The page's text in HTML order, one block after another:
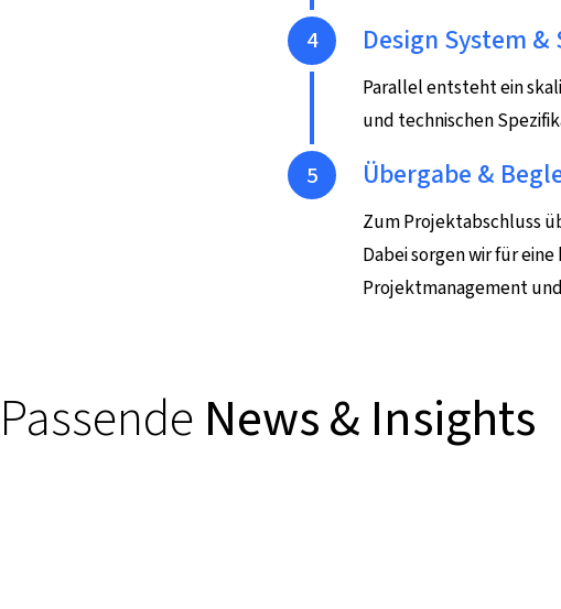
Schritt 4
Design System
Parallel entsteht ein
und technischen
Schritt 5
Übergabe &
Zum Projektabschluss
Dabei sorgen wir für
Projektmanagement
Passende News & Insights